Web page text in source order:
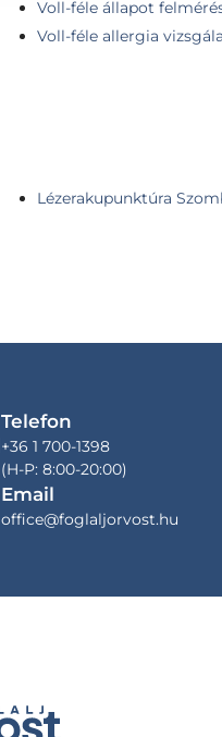
Voll-féle állapot
Voll-féle allergia
Lézerakupunktúra
Telefon
+36 1 700-1398
(H-P: 8:00-20:00)
Email
office@foglaljorvost.hu